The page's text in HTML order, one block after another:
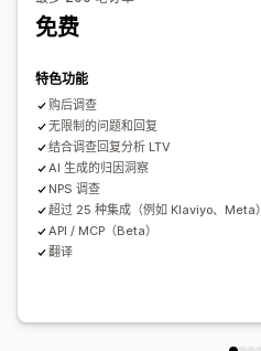
像素跟踪
热图 分析控制面板
报告安排
免费
特色功能
购后调查
无限制的问题和回复
结合调查回复分析 LTV
AI 生成的归因洞察
NPS 调查
超过 25 种集成（例如 Klaviyo、Meta）
API / MCP（Beta）
翻译